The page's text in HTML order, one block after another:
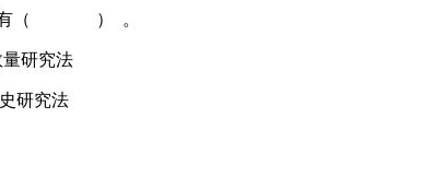
要有（ ） 。
究法
究法